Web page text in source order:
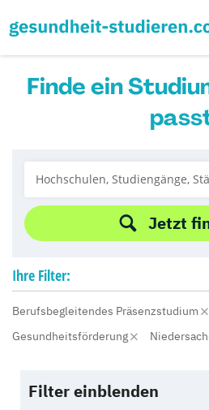
Finde ein
Jetzt
Ihre Filter:
Berufsbegleitendes Präsenzstudium
Gesundheitsförderung
Filter einblenden